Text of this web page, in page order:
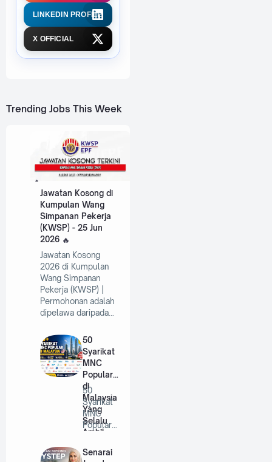
LINKEDIN PROFILE
X OFFICIAL
Trending Jobs This Week
Jawatan Kosong di
Kumpulan Wang
Simpanan Pekerja
(KWSP) - 25 Jun
2026
Jawatan Kosong
2026 di Kumpulan
Wang Simpanan
Pekerja (KWSP) |
Permohonan adalah
dipelawa daripada…
50
Syarikat
MNC
Popular
di
Malaysia
Yang
Selalu
Ambil
Tahun
50
Syarikat
MNC
Popular
Malaysia
Yang
Senarai